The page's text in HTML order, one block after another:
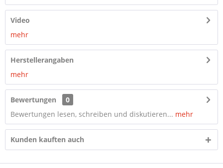
Video
mehr
Herstellerangaben
mehr
Bewertungen
0
Bewertungen lesen, schreiben und diskutieren... mehr
Kunden kauften auch